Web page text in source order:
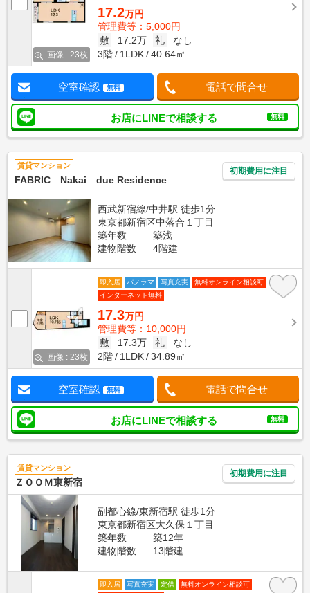
画像 : 23枚
17.2万円
管理費等：5,000円
敷
17.2万 礼
なし
3階
1LDK 40.64㎡
空室確認 無料 電話で問合せ
お店にLINEで相談する 無料
賃貸マンション
FABRIC Nakai due Residence
初期費用に注目
西武新宿線/中井駅 徒歩1分
東京都新宿区中落合１丁目
築年数
築浅
建物階数
4階建
画像 : 23枚
即入居 パノラマ 写真充実
無料オンライン相談可
インターネット無料
17.3万円
管理費等：10,000円
敷
17.3万 礼
なし
2階
1LDK 34.89㎡
空室確認 無料 電話で問合せ
お店にLINEで相談する 無料
賃貸マンション
ＺＯＯＭ東新宿
初期費用に注目
副都心線/東新宿駅 徒歩1分
東京都新宿区大久保１丁目
築年数
築12年
建物階数
13階建
即入居 写真充実 定借
無料オンライン相談可